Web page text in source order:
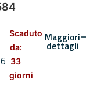
Scaduto
da:
33
giorni
Maggiori
dettagli